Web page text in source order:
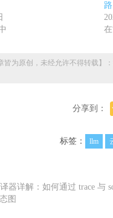
路
皆为原创，未经允许不得转载】：
分享到：
标签： llm
器详解：如何通过 trace 与
图